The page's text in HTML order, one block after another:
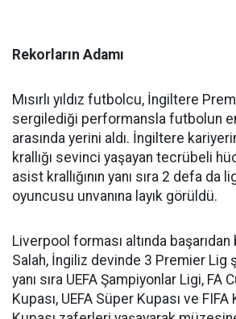
Rekorların Adamı
Mısırlı yıldız futbolcu, İngiltere
sergilediği performansla futbolun
arasında yerini aldı. İngiltere
krallığı sevinci yaşayan tecrübeli
asist krallığının yanı sıra 2 defa da
oyuncusu unvanına layık görüldü.
Liverpool forması altında başarıdan
Salah, İngiliz devinde 3 Premier Lig
yanı sıra UEFA Şampiyonlar Ligi, FA
Kupası, UEFA Süper Kupası ve